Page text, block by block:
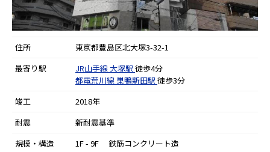
住所
東京都豊島区北大塚3-32-1
最寄り駅
JR山手線大塚駅 徒歩4分
都電荒川線巣鴨新田駅 徒歩3分
竣工
2018年
耐震
新耐震基準
規模・構造
1F - 9F 鉄筋コンクリート造